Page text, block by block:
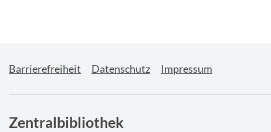
Barrierefreiheit Datenschutz Impressum
Zentralbibliothek